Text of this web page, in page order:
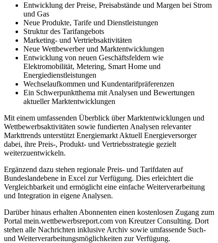
Entwicklung der Preise, Preisabstände und Margen bei Strom
und Gas
Neue Produkte, Tarife und Dienstleistungen
Struktur des Tarifangebots
Marketing- und Vertriebsaktivitäten
Neue Wettbewerber und Marktentwicklungen
Entwicklung von neuen Geschäftsfeldern wie
Elektromobilität, Metering, Smart Home und
Energiedienstleistungen
Wechselaufkommen und Kundentarifpräferenzen
Ein Schwerpunktthema mit Analysen und Bewertungen
aktueller Marktentwicklungen
Mit einem umfassenden Überblick über Marktentwicklungen und
Wettbewerbsaktivitäten sowie fundierten Analysen relevanter
Markttrends unterstützt Energiemarkt Aktuell Energieversorger
dabei, ihre Preis-, Produkt- und Vertriebsstrategie gezielt
weiterzuentwickeln.
Ergänzend dazu stehen regionale Preis- und Tarifdaten auf
Bundeslandebene in Excel zur Verfügung. Dies erleichtert die
Vergleichbarkeit und ermöglicht eine einfache Weiterverarbeitung
und Integration in eigene Analysen.
Darüber hinaus erhalten Abonnenten einen kostenlosen Zugang zum
Portal mein.wettbewerbsreport.com von Kreutzer Consulting. Dort
stehen alle Nachrichten inklusive Archiv sowie umfassende Such-
und Weiterverarbeitungsmöglichkeiten zur Verfügung.